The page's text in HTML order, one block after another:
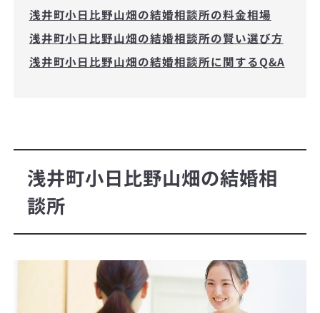
浅井町小日比野山畑の結婚相談所の料金相場
浅井町小日比野山畑の結婚相談所の賢い選び方
浅井町小日比野山畑の結婚相談所に関するQ&A
浅井町小日比野山畑の結婚相
談所